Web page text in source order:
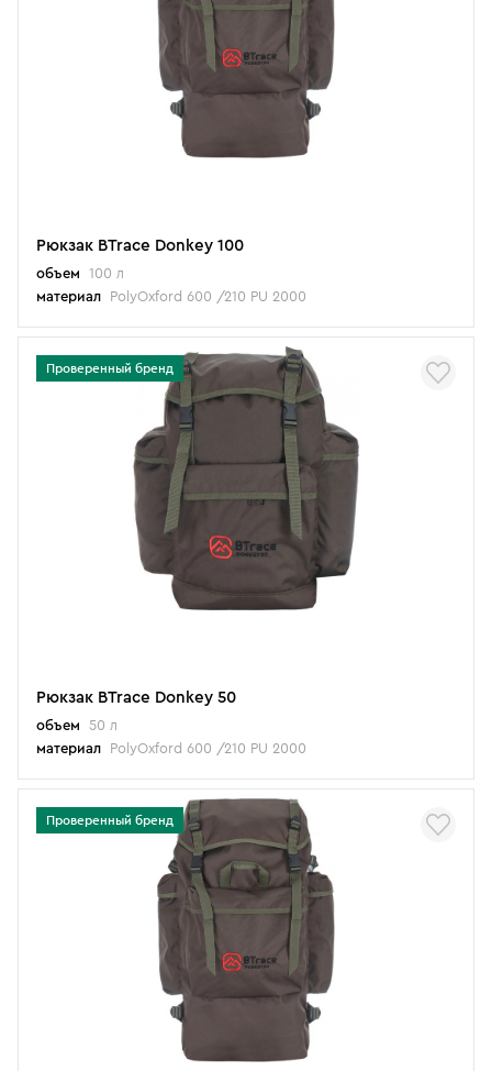
Рюкзак BTrace Donkey 100
объем
100 л
материал
PolyOxford 600 /210 PU 2000
Проверенный бренд
Рюкзак BTrace Donkey 50
объем
50 л
материал
PolyOxford 600 /210 PU 2000
Проверенный бренд